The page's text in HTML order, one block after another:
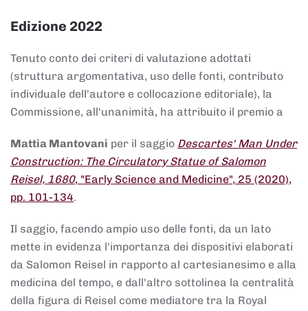
Edizione 2022
Tenuto conto dei criteri di valutazione adottati
(struttura argomentativa, uso delle fonti, contributo
individuale dell'autore e collocazione editoriale), la
Commissione, all'unanimità, ha attribuito il premio a
Mattia Mantovani per il saggio Descartes' Man Under
Construction: The Circulatory Statue of Salomon
Reisel, 1680, "Early Science and Medicine", 25 (2020),
pp. 101-134.
Il saggio, facendo ampio uso delle fonti, da un lato
mette in evidenza l'importanza dei dispositivi elaborati
da Salomon Reisel in rapporto al cartesianesimo e alla
medicina del tempo, e dall'altro sottolinea la centralità
della figura di Reisel come mediatore tra la Royal